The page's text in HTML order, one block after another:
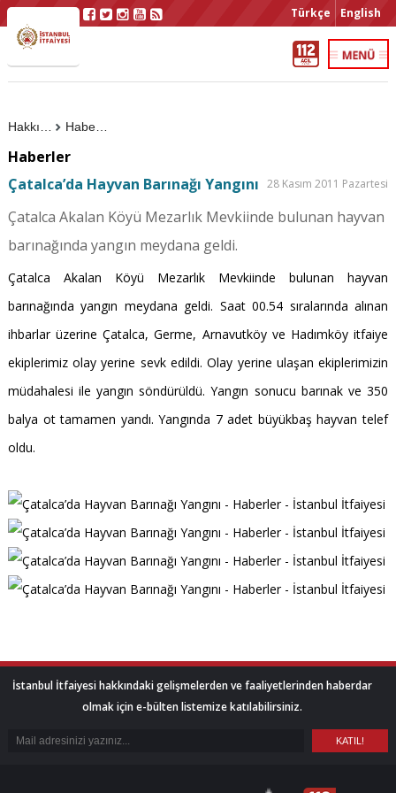
Türkçe English
Haberler
Haberler
Çatalca’da Hayvan Barınağı Yangını 28 Kasım 2011 Pazartesi
Çatalca Akalan Köyü Mezarlık Mevkiinde bulunan hayvan
barınağında yangın meydana geldi.
Çatalca Akalan Köyü Mezarlık Mevkiinde bulunan hayvan
barınağında yangın meydana geldi. Saat 00.54 sıralarında alınan
ihbarlar üzerine Çatalca, Germe, Arnavutköy ve Hadımköy itfaiye
ekiplerimiz olay yerine sevk edildi. Olay yerine ulaşan ekiplerimizin
müdahalesi ile yangın söndürüldü. Yangın sonucu barınak ve 350
balya ot tamamen yandı. Yangında 7 adet büyükbaş hayvan telef
oldu.
İstanbul İtfaiyesi hakkındaki gelişmelerden ve faaliyetlerinden haberdar
olmak için e-bülten listemize katılabilirsiniz.